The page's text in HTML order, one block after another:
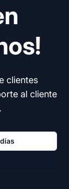
clientes
al cliente